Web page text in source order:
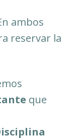
ambos
reservar la
que